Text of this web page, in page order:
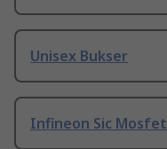
Unisex Bukser
Infineon Sic Mosfet